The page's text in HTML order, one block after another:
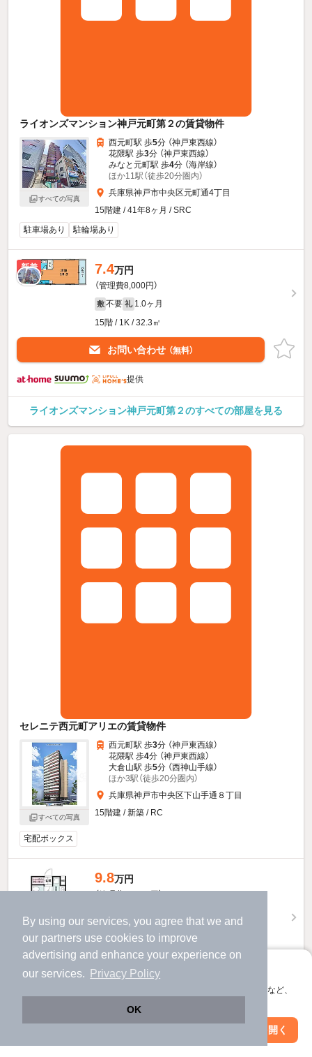
By using our services, you agree that we and
our partners use cookies to improve
advertising and enhance your experience on
our services.
Privacy Policy
OK
アプリに切り替えて、サクサクお部屋探し
会員登録なしですぐ使える。マップ検索やお気に入り保存など、
アプリを開く
ライオンズマンション神戸元町第２の賃貸物件
すべての写真
西元町駅 歩5分 （神戸東西線）
花隈駅 歩3分 （神戸東西線）
みなと元町駅 歩4分 （海岸線）
ほか11駅（徒歩20分圏内）
兵庫県神戸市中央区元町通4丁目
15階建 / 41年8ヶ月 / SRC
駐車場あり
駐輪場あり
新着 7.4万円
（管理費8,000円）
敷 不要 礼 1.0ヶ月
15階 / 1K / 32.3㎡
お問い合わせ （無料）
提供
ライオンズマンション神戸元町第２のすべての部屋を見る
セレニテ西元町アリエの賃貸物件
すべての写真
西元町駅 歩3分 （神戸東西線）
花隈駅 歩4分 （神戸東西線）
大倉山駅 歩5分 （西神山手線）
ほか3駅（徒歩20分圏内）
兵庫県神戸市中央区下山手通８丁目
15階建 / 新築 / RC
宅配ボックス
9.8万円
（管理費10,000円）
絞り込み条件を変更